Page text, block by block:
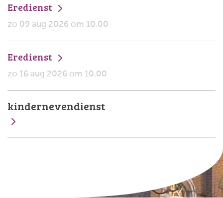
Eredienst
zo 09 aug 2026 om 10.00
Eredienst
zo 16 aug 2026 om 10.00
kindernevendienst